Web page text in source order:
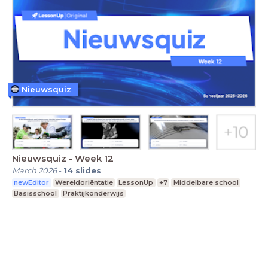
Nieuwsquiz - Week 12
March 2026- 14 slides
newEditor Wereldoriëntatie LessonUp +7
Middelbare school
Basisschool
Praktijkonderwijs
Nieuwsquiz